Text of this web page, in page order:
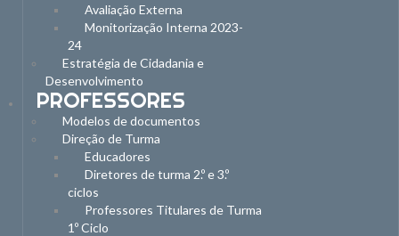
Avaliação Externa
Monitorização Interna 2023-
24
Estratégia de Cidadania e
Desenvolvimento
PROFESSORES
Modelos de documentos
Direção de Turma
Educadores
Diretores de turma 2.º e 3.º
ciclos
Professores Titulares de Turma
1º Ciclo